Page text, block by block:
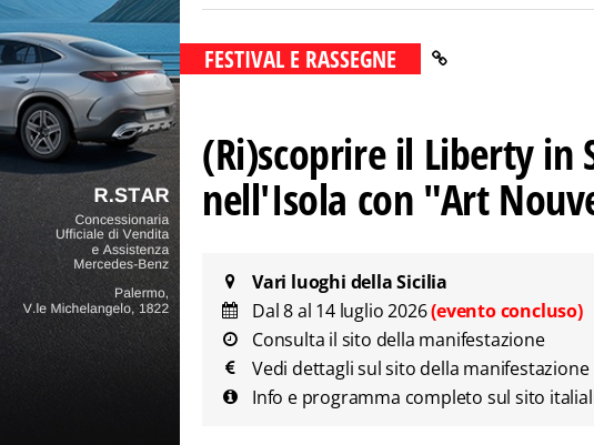
FESTIVAL E RASSEGNE
(Ri)scoprire il Liberty in
nell'Isola con "Art
Vari luoghi della Sicilia
Dal 8 al 14 luglio 2026(evento concluso)
Consulta il sito della manifestazione
Vedi dettagli sul sito della manifestazione
Info e programma completo sul sito